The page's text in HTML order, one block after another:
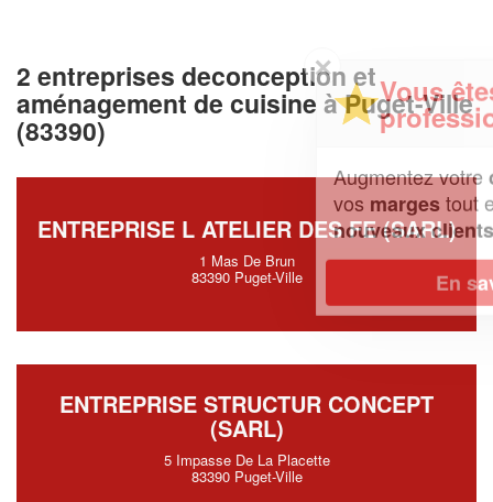
2 entreprises deconception et
aménagement de cuisine à Puget-Ville
(83390)
ENTREPRISE L ATELIER DES FE (SARL)
1 Mas De Brun
83390 Puget-Ville
ENTREPRISE STRUCTUR CONCEPT
(SARL)
5 Impasse De La Placette
83390 Puget-Ville
✕
Vous êtes un
professionnel ?
Augmentez votrechiffre d'affaireset
tout en gagnant de
nouveaux clients !
En savoir plus